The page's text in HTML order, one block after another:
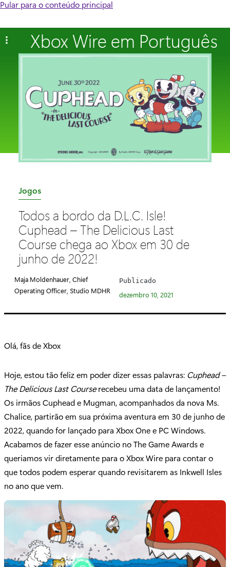
Pular para o conteúdo principal
Xbox Wire em Português
C
t
e
g
o
i
:
Jogos
Todos a bordo da D.L.C. Isle!
Cuphead – The Delicious Last
Course chega ao Xbox em 30 de
junho de 2022!
Maja Moldenhauer, Chief
Operating Officer, Studio MDHR
Publicado
dezembro 10, 2021
Olá, fãs de Xbox
Hoje, estou tão feliz em poder dizer essas palavras: Cuphead –
The Delicious Last Courserecebeu uma data de lançamento!
Os irmãos Cuphead e Mugman, acompanhados da nova Ms.
Chalice, partirão em sua próxima aventura em 30 de junho de
2022, quando for lançado para Xbox One e PC Windows.
Acabamos de fazer esse anúncio no The Game Awards e
queriamos vir diretamente para o Xbox Wire para contar o
que todos podem esperar quando revisitarem as Inkwell Isles
no ano que vem.